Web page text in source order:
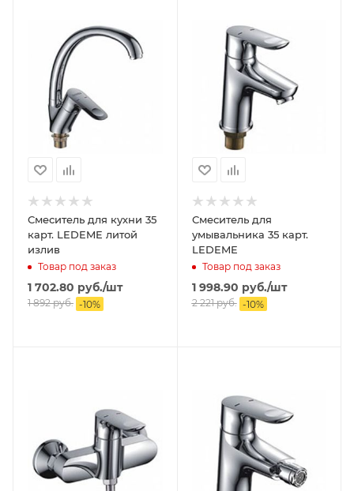
Смеситель для кухни 35
карт. LEDEME литой
излив
Товар под заказ
1 702.80 руб./шт
1 892руб. -10%
Смеситель для
умывальника 35 карт.
LEDEME
Товар под заказ
1 998.90 руб./шт
2 221руб. -10%